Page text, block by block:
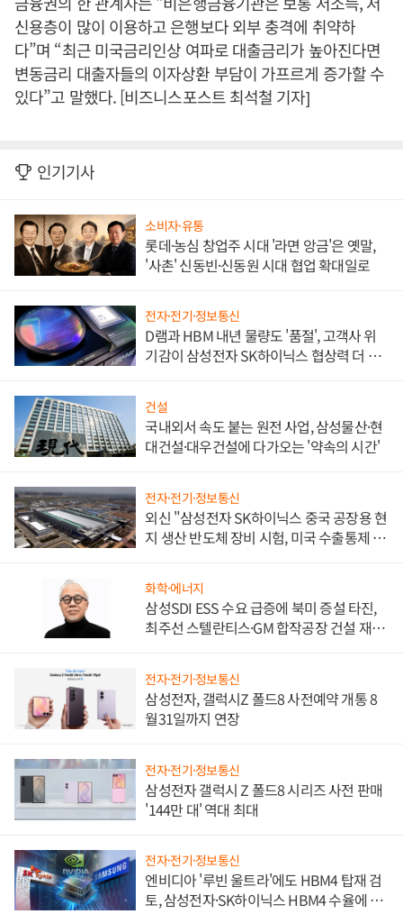
신용층이 많이 이용하고 은행보다 외부 충격에 취약하
다”며 “최근 미국금리인상 여파로 대출금리가 높아진다면
변동금리 대출자들의 이자상환 부담이 가프르게 증가할 수
있다”고 말했다. [비즈니스포스트 최석철 기자]
인기기사
소비자·유통
롯데·농심 창업주 시대 '라면 앙금'은 옛말,
'사촌' 신동빈·신동원 시대 협업 확대일로
전자·전기·정보통신
D램과 HBM 내년 물량도 '품절', 고객사 위
기감이 삼성전자 SK하이닉스 협상력 더 키
건설
국내외서 속도 붙는 원전 사업, 삼성물산·현
대건설·대우건설에 다가오는 '약속의 시간'
전자·전기·정보통신
외신 "삼성전자 SK하이닉스 중국 공장용 현
지 생산 반도체 장비 시험, 미국 수출통제 대
화학·에너지
삼성SDI ESS 수요 급증에 북미 증설 타진,
최주선 스텔란티스·GM 합작공장 건설 재추
전자·전기·정보통신
삼성전자, 갤럭시Z 폴드8 사전예약 개통 8
월31일까지 연장
전자·전기·정보통신
삼성전자 갤럭시 Z 폴드8 시리즈 사전 판매
'144만 대' 역대 최대
전자·전기·정보통신
엔비디아 '루빈 울트라'에도 HBM4 탑재 검
토, 삼성전자·SK하이닉스 HBM4 수율에 주